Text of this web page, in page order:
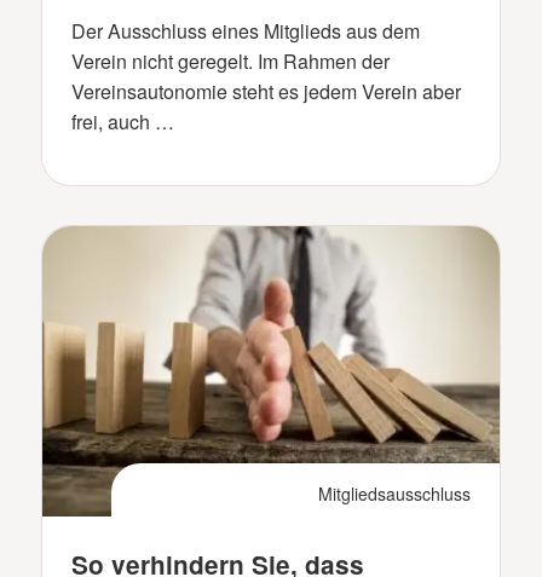
Der Ausschluss eines Mitglieds aus dem
Verein nicht geregelt. Im Rahmen der
Vereinsautonomie steht es jedem Verein aber
frei, auch …
Mitgliedsausschluss
So verhindern Sie, dass